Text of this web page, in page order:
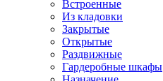
Встроенные
Из кладовки
Закрытые
Открытые
Раздвижные
Гардеробные шкафы